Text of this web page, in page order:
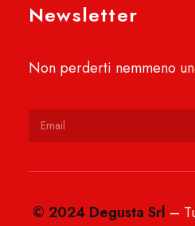
Newsletter
Non perderti nemmeno
© 2024 Degusta Srl –